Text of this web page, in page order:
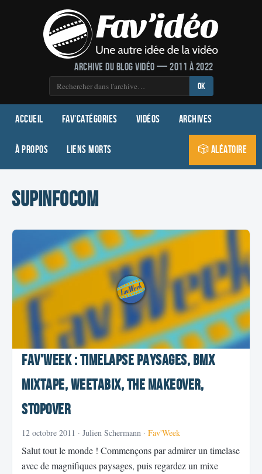
Archive du blog vidéo — 2011 à 2022
OK
Accueil Fav'Catégories Vidéos Archives
À propos Liens morts 🎲 Aléatoire
Supinfocom
Fav'Week : Timelapse paysages, Bmx
Mixtape, Weetabix, The makeover,
StopOver
12 octobre 2011 · Julien Schermann · Fav'Week
Salut tout le monde ! Commençons par admirer un timelase
avec de magnifiques paysages, puis regardez un mixe